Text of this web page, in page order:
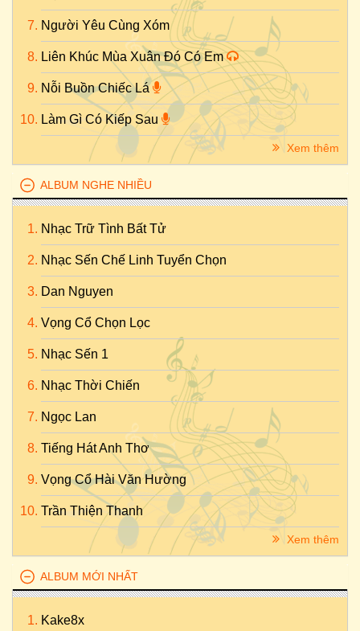
Người Yêu Cùng Xóm
Liên Khúc Mùa Xuân Đó Có Em
Nỗi Buồn Chiếc Lá
Làm Gì Có Kiếp Sau
Xem thêm
ALBUM NGHE NHIỀU
Nhạc Trữ Tình Bất Tử
Nhạc Sến Chế Linh Tuyển Chọn
Dan Nguyen
Vọng Cổ Chọn Lọc
Nhạc Sến 1
Nhạc Thời Chiến
Ngọc Lan
Tiếng Hát Anh Thơ
Vọng Cổ Hài Văn Hường
Trần Thiện Thanh
Xem thêm
ALBUM MỚI NHẤT
Kake8x